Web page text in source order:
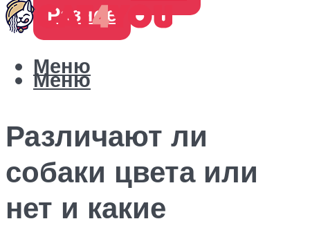
Разное
Меню
Меню
Различают ли
собаки цвета или
нет и какие